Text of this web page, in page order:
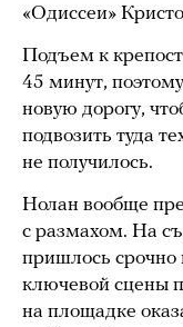
«Одиссеи»
Подъем к
45 минут,
новую дорогу,
подвозить туда
не получилось.
Нолан вообще
с размахом. На
пришлось
ключевой сцены
на площадке